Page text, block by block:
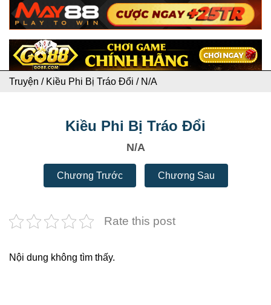
Truyện / Kiều Phi Bị Tráo Đổi / N/A
Kiều Phi Bị Tráo Đổi
N/A
Chương Trước Chương Sau
Rate this post
Nội dung không tìm thấy.